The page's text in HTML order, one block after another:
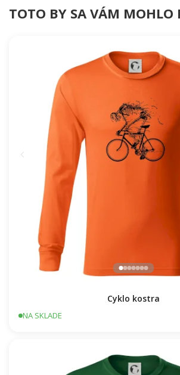
TOTO BY SA VÁM MOHLO
Cyklo kostra
NA SKLADE